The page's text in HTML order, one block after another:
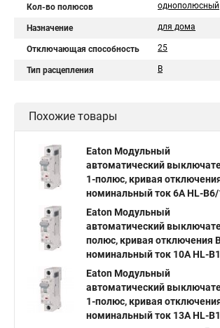
Кол-во полюсов однополюсный
Назначение для дома
Отключающая способность 25
Тип расцепления B
Похожие товары
Eaton Модульный
автоматический
1-полюс, кривая
номинальный ток 6А HL-B6/
Eaton Модульный
автоматический
полюс, кривая отключения
номинальный ток 10А HL-
Eaton Модульный
автоматический
1-полюс, кривая
номинальный ток 13А HL-